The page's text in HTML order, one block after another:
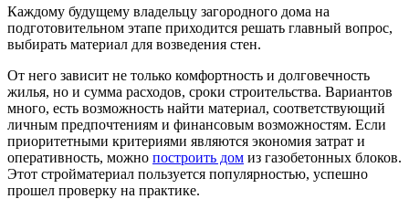
Каждому будущему владельцу загородного дома на
подготовительном этапе приходится решать главный вопрос,
выбирать материал для возведения стен.
От него зависит не только комфортность и долговечность
жилья, но и сумма расходов, сроки строительства. Вариантов
много, есть возможность найти материал, соответствующий
личным предпочтениям и финансовым возможностям. Если
приоритетными критериями являются экономия затрат и
оперативность, можно построить дом из газобетонных блоков.
Этот стройматериал пользуется популярностью, успешно
прошел проверку на практике.